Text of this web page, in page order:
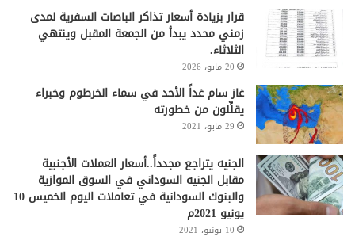
قرار بزيادة أسعار تذاكر الباصات السفرية لمدى
زمني محدد يبدأ من الجمعة المقبل وينتهي
الثلاثاء.
20 مايو، 2026
غاز سام غداً الأحد في سماء الخرطوم وخبراء
يقلِّلون من خطورته
29 مايو، 2021
الجنيه يتراجع مجدداً..أسعار العملات الأجنبية
مقابل الجنيه السوداني في السوق الموازية
والبنوك السودانية في تعاملات اليوم الخميس 10
يونيو 2021م
10 يونيو، 2021